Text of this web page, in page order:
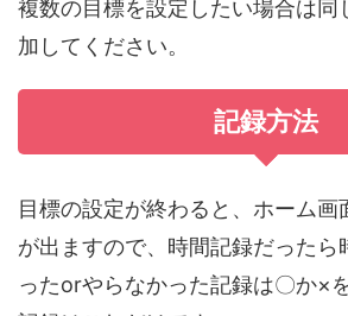
複数の目標を設定したい場合は同
加してください。
記録方法
目標の設定が終わると、ホーム画
が出ますので、時間記録だったら
ったorやらなかった記録は〇か×